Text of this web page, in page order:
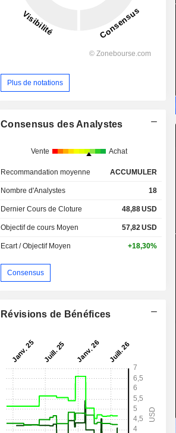
1,45 Md
Plus de notations
Consensus des Analystes
Vente Achat
Recommandation moyenne ACCUMULER
Nombre d'Analystes 18
Dernier Cours de Cloture 48,88USD
Objectif de cours Moyen 57,82USD
Ecart / Objectif Moyen +18,30%
Consensus
Révisions de Bénéfices